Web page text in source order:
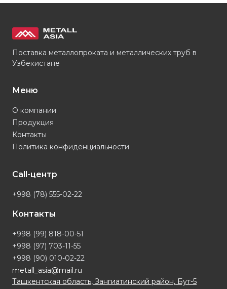
Поставка металлопроката и металлических труб в
Узбекистане
Меню
О компании
Продукция
Контакты
Политика конфиденциальности
Call-центр
+998 (78) 555-02-22
Контакты
+998 (99) 818-00-51
+998 (97) 703-11-55
+998 (90) 010-02-22
metall_asia@mail.ru
Ташкентская область, Зангиатинский район, Бут-5